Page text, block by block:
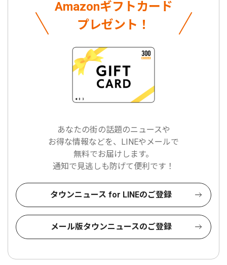
Amazonギフトカード
プレゼント！
あなたの街の話題のニュースや
お得な情報などを、LINEやメールで
無料でお届けします。
通知で見逃しも防げて便利です！
タウンニュース for LINEのご登録
メール版タウンニュースのご登録